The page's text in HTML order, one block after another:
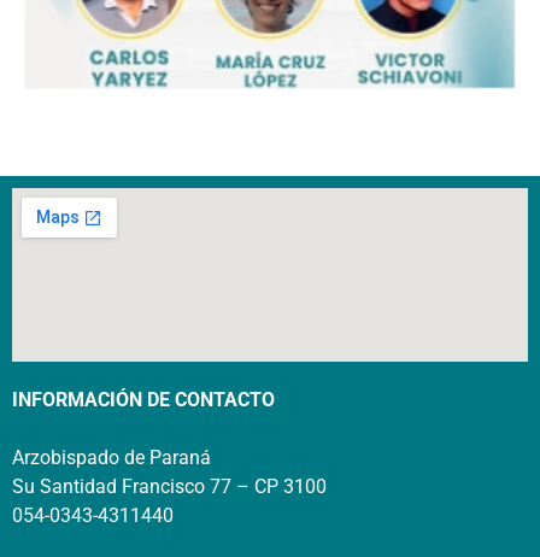
INFORMACIÓN DE CONTACTO
Arzobispado de Paraná
Su Santidad Francisco 77 – CP 3100
054-0343-4311440